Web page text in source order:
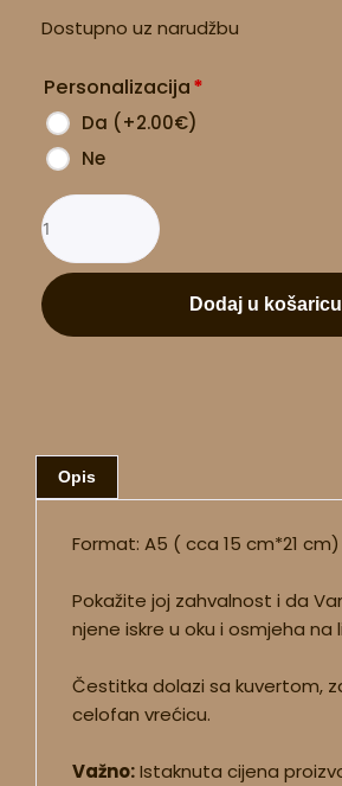
Dostupno uz narudžbu
Personalizacija*
Da (+2.00€)
Ne
za
dan
količina
Dodaj u košaricu
Opis
Format: A5 ( cca 15 cm*21 cm)
Pokažite joj zahvalnost i da
njene iskre u oku i osmjeha na
Čestitka dolazi sa kuvertom,
celofan vrećicu.
Važno:Istaknuta cijena